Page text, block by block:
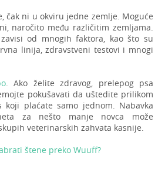
čak ni u okviru jedne zemlje. Moguće
naročito među različitim zemljama.
od mnogih faktora, kao što su
linija, zdravstveni testovi i mnogi
. Ako želite zdravog, prelepog psa
pokušavati da uštedite prilikom
koji plaćate samo jednom. Nabavka
za nešto manje novca može
veterinarskih zahvata kasnije.
štene preko Wuuff?